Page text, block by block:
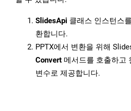
SlidesApi 클래스 인스턴스
환합니다.
PPTX에서 변환을 위해
Convert 메서드를 호출하고
변수로 제공합니다.